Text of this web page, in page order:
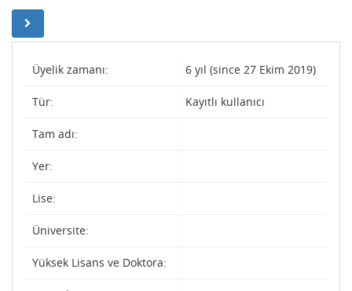
Üyelik zamanı: 6 yıl (since 27 Ekim 2019)
Tür: Kayıtlı kullanıcı
Tam adı:
Yer:
Lise:
Üniversite:
Yüksek Lisans ve Doktora: